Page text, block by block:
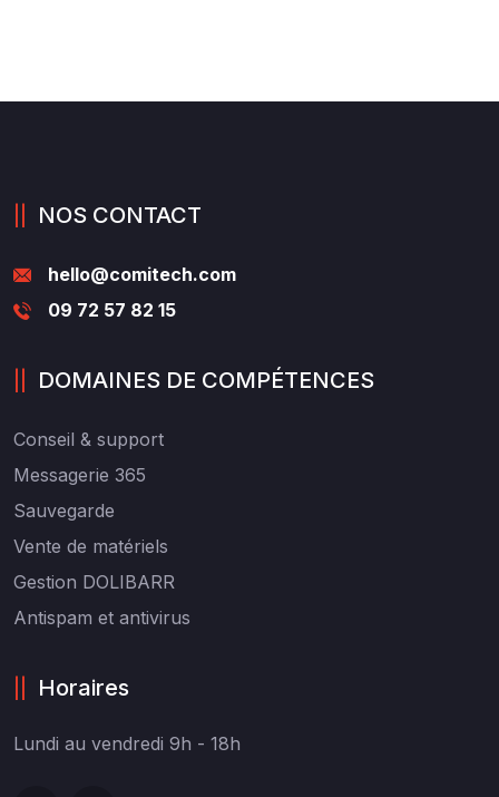
NOS CONTACT
hello@comitech.com
09 72 57 82 15
DOMAINES DE COMPÉTENCES
Conseil & support
Messagerie 365
Sauvegarde
Vente de matériels
Gestion DOLIBARR
Antispam et antivirus
Horaires
Lundi au vendredi 9h - 18h